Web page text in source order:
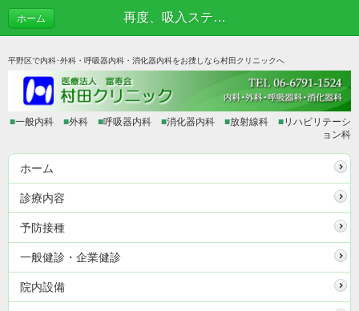
再度、吸入ステロイド薬について① | あれこれブログ
ホーム
平野区で内科･外科・呼吸器内科・消化器内科をお捜しなら村田クリニックへ
■一般内科 ■外科 ■呼吸器内科 ■消化器内科 ■放射線科 ■リハビリテーシ
ョン科
ホーム
診療内容
予防接種
一般健診・企業健診
院内設備